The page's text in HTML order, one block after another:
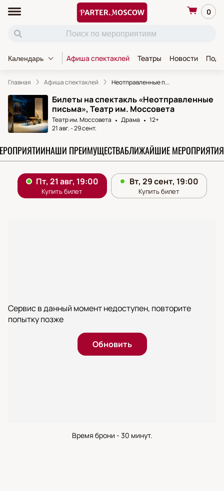
0
Календарь Афиша спектаклей Театры Новости
Главная Афиша спектаклей Неотправленные п...
Билеты на спектакль «Неотправленные
письма», Театр им. Моссовета
Театр им. Моссовета Драма
12+
21 авг.-29 сент.
НАШИ ПРЕИМУЩЕСТВАБЛИЖАЙШИЕ МЕРОПРИЯТИЯ
Сервис в данный момент недоступен, повторите
попытку позже
Обновить
Время брони - 30 минут.